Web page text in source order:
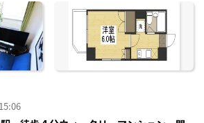
に入